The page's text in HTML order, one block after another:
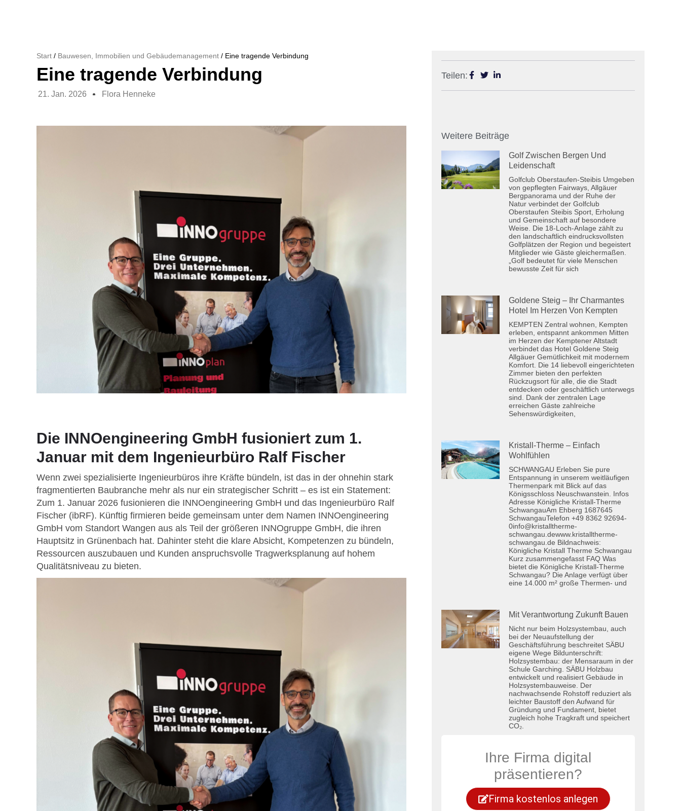
Start / Bauwesen, Immobilien und Gebäudemanagement / Eine tragende Verbindung
Eine tragende Verbindung
21. Jan. 2026 Flora Henneke
Die INNOengineering GmbH fusioniert zum 1.
Januar mit dem Ingenieurbüro Ralf Fischer
Wenn zwei spezialisierte Ingenieurbüros ihre Kräfte bündeln, ist das in der ohnehin stark
fragmentierten Baubranche mehr als nur ein strategischer Schritt – es ist ein Statement:
Zum 1. Januar 2026 fusionieren die INNOengineering GmbH und das Ingenieurbüro Ralf
Fischer (ibRF). Künftig firmieren beide gemeinsam unter dem Namen INNOengineering
GmbH vom Standort Wangen aus als Teil der größeren INNOgruppe GmbH, die ihren
Hauptsitz in Grünenbach hat. Dahinter steht die klare Absicht, Kompetenzen zu bündeln,
Ressourcen auszubauen und Kunden anspruchsvolle Tragwerksplanung auf hohem
Qualitätsniveau zu bieten.
Teilen:
Weitere Beiträge
Golf Zwischen Bergen Und
Leidenschaft
Golfclub Oberstaufen-Steibis Umgeben
von gepflegten Fairways, Allgäuer
Bergpanorama und der Ruhe der
Natur verbindet der Golfclub
Oberstaufen Steibis Sport, Erholung
und Gemeinschaft auf besondere
Weise. Die 18-Loch-Anlage zählt zu
den landschaftlich eindrucksvollsten
Golfplätzen der Region und begeistert
Mitglieder wie Gäste gleichermaßen.
„Golf bedeutet für viele Menschen
bewusste Zeit für sich
Goldene Steig – Ihr Charmantes
Hotel Im Herzen Von Kempten
KEMPTEN Zentral wohnen, Kempten
erleben, entspannt ankommen Mitten
im Herzen der Kemptener Altstadt
verbindet das Hotel Goldene Steig
Allgäuer Gemütlichkeit mit modernem
Komfort. Die 14 liebevoll eingerichteten
Zimmer bieten den perfekten
Rückzugsort für alle, die die Stadt
entdecken oder geschäftlich unterwegs
sind. Dank der zentralen Lage
erreichen Gäste zahlreiche
Sehenswürdigkeiten,
Kristall-Therme – Einfach
Wohlfühlen
SCHWANGAU Erleben Sie pure
Entspannung in unserem weitläufigen
Thermenpark mit Blick auf das
Königsschloss Neuschwanstein. Infos
Adresse Königliche Kristall-Therme
SchwangauAm Ehberg 1687645
SchwangauTelefon +49 8362 92694-
0info@kristalltherme-
schwangau.dewww.kristalltherme-
schwangau.de Bildnachweis:
Königliche Kristall Therme Schwangau
Kurz zusammengefasst FAQ Was
bietet die Königliche Kristall-Therme
Schwangau? Die Anlage verfügt über
eine 14.000 m² große Thermen- und
Mit Verantwortung Zukunft Bauen
Nicht nur beim Holzsystembau, auch
bei der Neuaufstellung der
Geschäftsführung beschreitet SÄBU
eigene Wege Bildunterschrift:
Holzsystembau: der Mensaraum in der
Schule Garching. SÄBU Holzbau
entwickelt und realisiert Gebäude in
Holzsystembauweise. Der
nachwachsende Rohstoff reduziert als
leichter Baustoff den Aufwand für
Gründung und Fundament, bietet
zugleich hohe Tragkraft und speichert
CO₂.
Ihre Firma digital
präsentieren?
Firma kostenlos anlegen